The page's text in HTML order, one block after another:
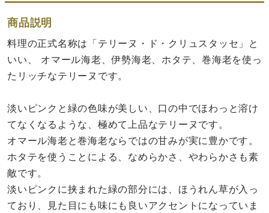
商品説明
料理の正式名称は「テリーヌ・ド・クリュスタッセ」と
いい、 オマール海老、伊勢海老、ホタテ、巻海老を使っ
たリッチなテリーヌです。
淡いピンクと緑の色味が美しい、口の中でほわっと溶け
てなくなるような、極めて上品なテリーヌです。
オマール海老と巻海老ならではの甘みが実に豊かです。
ホタテを使うことによる、なめらかさ、やわらかさも素
敵です。
淡いピンクに挟まれた緑の部分には、ほうれん草が入っ
ており、見た目にも味にも良いアクセントになっていま